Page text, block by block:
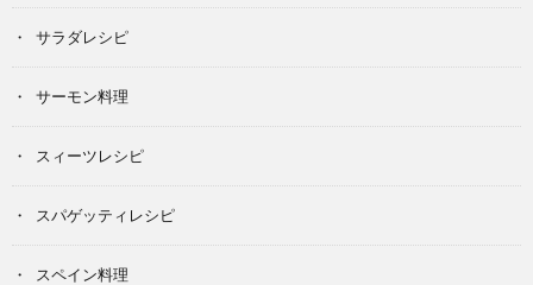
サラダレシピ
サーモン料理
スィーツレシピ
スパゲッティレシピ
スペイン料理